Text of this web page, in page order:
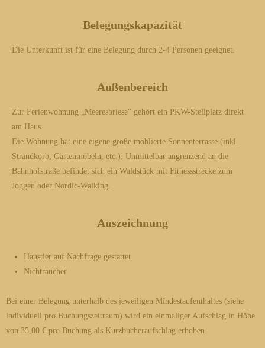
Belegungskapazität
Die Unterkunft ist für eine Belegung durch 2-4 Personen geeignet.
Außenbereich
Zur Ferienwohnung „Meeresbriese“ gehört ein PKW-Stellplatz direkt
am Haus.
Die Wohnung hat eine eigene große möblierte Sonnenterrasse (inkl.
Strandkorb, Gartenmöbeln, etc.). Unmittelbar angrenzend an die
Bahnhofstraße befindet sich ein Waldstück mit Fitnessstrecke zum
Joggen oder Nordic-Walking.
Auszeichnung
Haustier auf Nachfrage gestattet
Nichtraucher
Bei einer Belegung unterhalb des jeweiligen Mindestaufenthaltes (siehe
individuell pro Buchungszeitraum) wird ein einmaliger Aufschlag in Höhe
von 35,00 € pro Buchung als Kurzbucheraufschlag erhoben.